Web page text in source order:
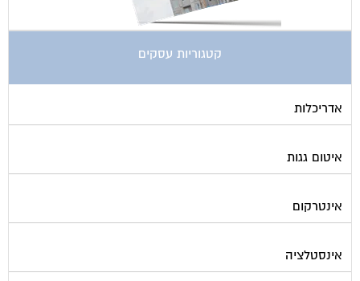
קטגוריות עסקים
אדריכלות
איטום גגות
אינטרקום
אינסטלציה